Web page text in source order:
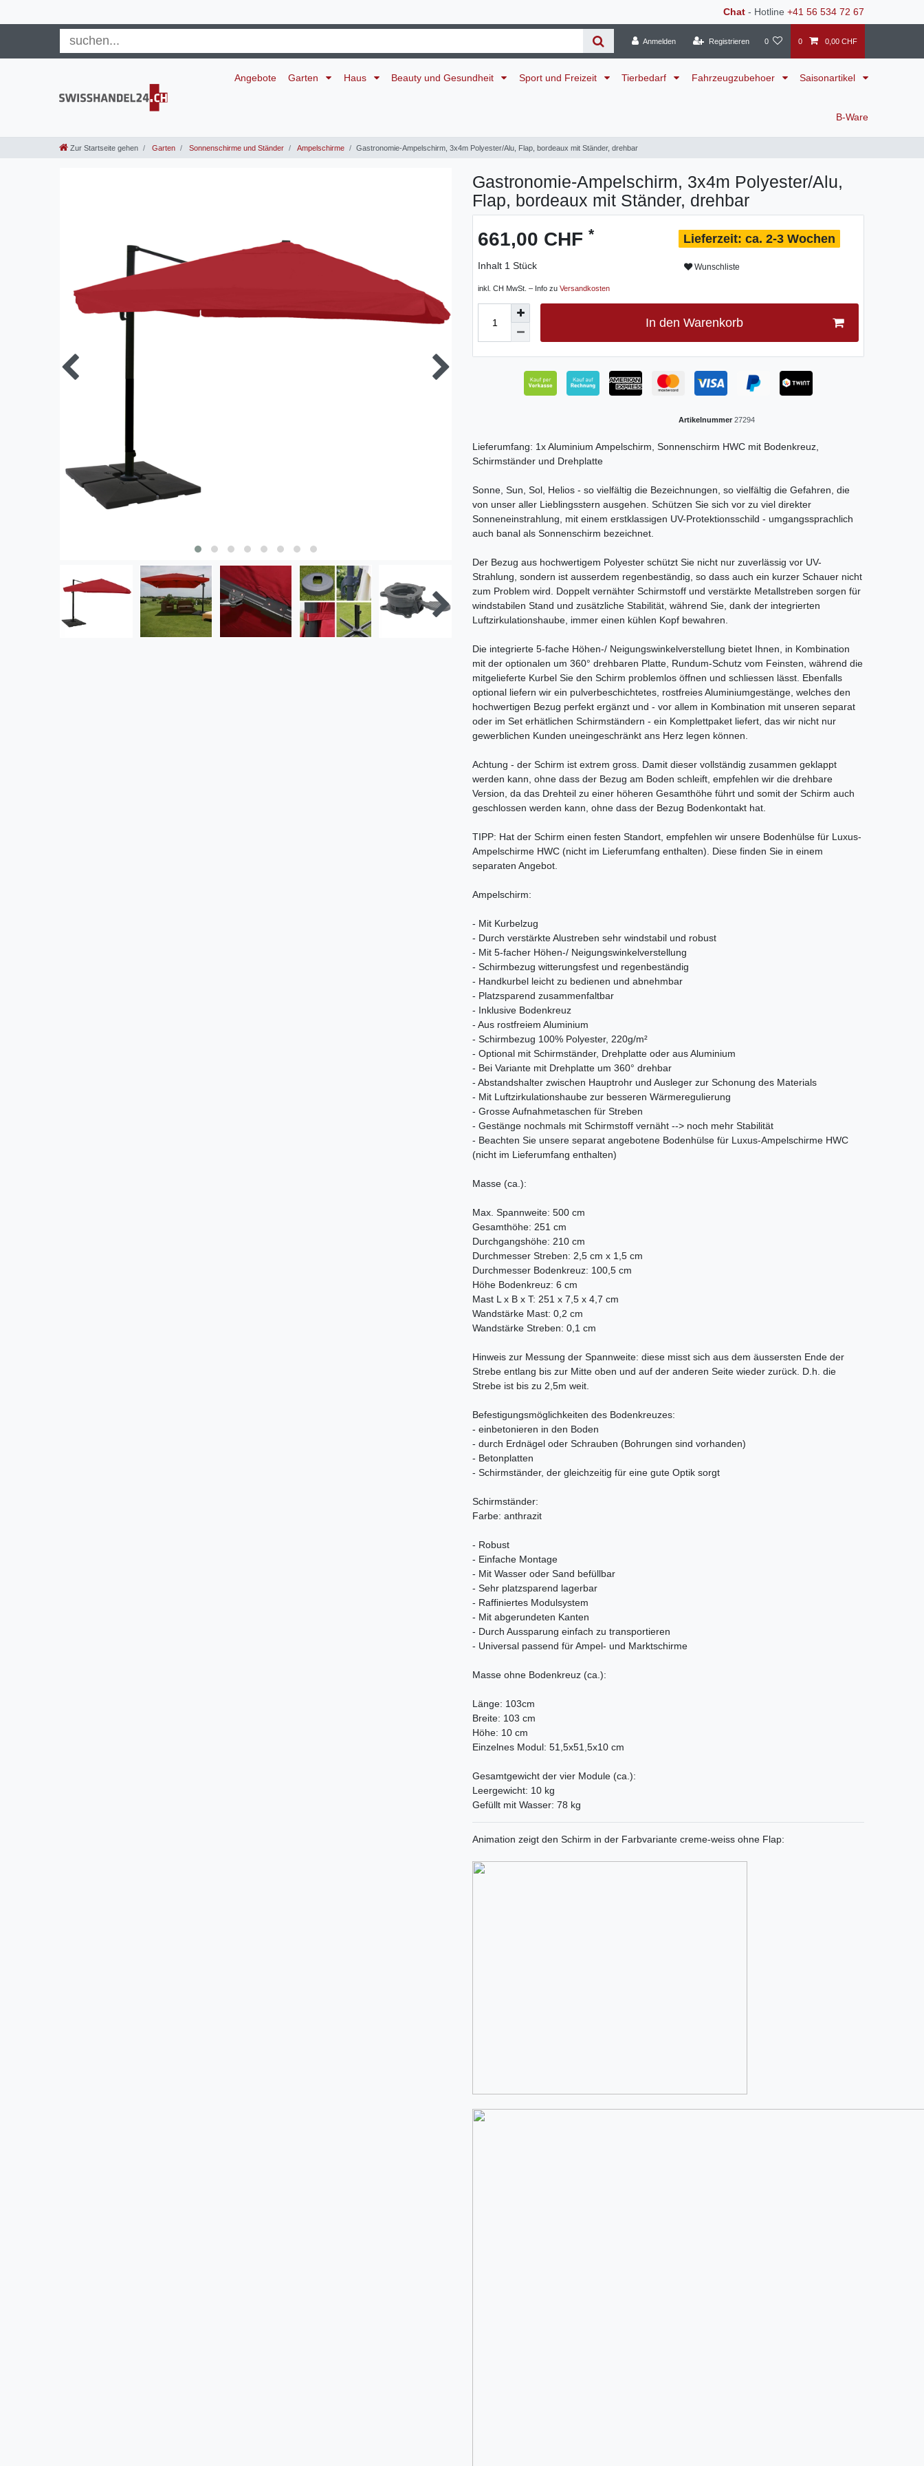
Chat - Hotline +41 56 534 72 67
Anmelden Registrieren 0 0 0,00 CHF
Angebote Garten Haus Beauty und Gesundheit Sport und Freizeit Tierbedarf Fahrzeugzubehoer Saisonartikel
B-Ware
Zur Startseite gehen Garten Sonnenschirme und Ständer Ampelschirme Gastronomie-Ampelschirm, 3x4m Polyester/Alu, Flap, bordeaux mit Ständer, drehbar
Gastronomie-Ampelschirm, 3x4m Polyester/Alu,
Flap, bordeaux mit Ständer, drehbar
661,00 CHF *
Inhalt 1 Stück
inkl. CH MwSt. – Info zu Versandkosten
ca. 2-3 Wochen
Wunschliste
In den Warenkorb
Artikelnummer 27294
Lieferumfang: 1x Aluminium Ampelschirm, Sonnenschirm HWC mit Bodenkreuz,
Schirmständer und Drehplatte
Sonne, Sun, Sol, Helios - so vielfältig die Bezeichnungen, so vielfältig die Gefahren, die
von unser aller Lieblingsstern ausgehen. Schützen Sie sich vor zu viel direkter
Sonneneinstrahlung, mit einem erstklassigen UV-Protektionsschild - umgangssprachlich
auch banal als Sonnenschirm bezeichnet.
Der Bezug aus hochwertigem Polyester schützt Sie nicht nur zuverlässig vor UV-
Strahlung, sondern ist ausserdem regenbeständig, so dass auch ein kurzer Schauer nicht
zum Problem wird. Doppelt vernähter Schirmstoff und verstärkte Metallstreben sorgen für
windstabilen Stand und zusätzliche Stabilität, während Sie, dank der integrierten
Luftzirkulationshaube, immer einen kühlen Kopf bewahren.
Die integrierte 5-fache Höhen-/ Neigungswinkelverstellung bietet Ihnen, in Kombination
mit der optionalen um 360° drehbaren Platte, Rundum-Schutz vom Feinsten, während die
mitgelieferte Kurbel Sie den Schirm problemlos öffnen und schliessen lässt. Ebenfalls
optional liefern wir ein pulverbeschichtetes, rostfreies Aluminiumgestänge, welches den
hochwertigen Bezug perfekt ergänzt und - vor allem in Kombination mit unseren separat
oder im Set erhätlichen Schirmständern - ein Komplettpaket liefert, das wir nicht nur
gewerblichen Kunden uneingeschränkt ans Herz legen können.
Achtung - der Schirm ist extrem gross. Damit dieser vollständig zusammen geklappt
werden kann, ohne dass der Bezug am Boden schleift, empfehlen wir die drehbare
Version, da das Drehteil zu einer höheren Gesamthöhe führt und somit der Schirm auch
geschlossen werden kann, ohne dass der Bezug Bodenkontakt hat.
TIPP: Hat der Schirm einen festen Standort, empfehlen wir unsere Bodenhülse für Luxus-
Ampelschirme HWC (nicht im Lieferumfang enthalten). Diese finden Sie in einem
separaten Angebot.
Ampelschirm:
- Mit Kurbelzug
- Durch verstärkte Alustreben sehr windstabil und robust
- Mit 5-facher Höhen-/ Neigungswinkelverstellung
- Schirmbezug witterungsfest und regenbeständig
- Handkurbel leicht zu bedienen und abnehmbar
- Platzsparend zusammenfaltbar
- Inklusive Bodenkreuz
- Aus rostfreiem Aluminium
- Schirmbezug 100% Polyester, 220g/m²
- Optional mit Schirmständer, Drehplatte oder aus Aluminium
- Bei Variante mit Drehplatte um 360° drehbar
- Abstandshalter zwischen Hauptrohr und Ausleger zur Schonung des Materials
- Mit Luftzirkulationshaube zur besseren Wärmeregulierung
- Grosse Aufnahmetaschen für Streben
- Gestänge nochmals mit Schirmstoff vernäht --> noch mehr Stabilität
- Beachten Sie unsere separat angebotene Bodenhülse für Luxus-Ampelschirme HWC
(nicht im Lieferumfang enthalten)
Masse (ca.):
Max. Spannweite: 500 cm
Gesamthöhe: 251 cm
Durchgangshöhe: 210 cm
Durchmesser Streben: 2,5 cm x 1,5 cm
Durchmesser Bodenkreuz: 100,5 cm
Höhe Bodenkreuz: 6 cm
Mast L x B x T: 251 x 7,5 x 4,7 cm
Wandstärke Mast: 0,2 cm
Wandstärke Streben: 0,1 cm
Hinweis zur Messung der Spannweite: diese misst sich aus dem äussersten Ende der
Strebe entlang bis zur Mitte oben und auf der anderen Seite wieder zurück. D.h. die
Strebe ist bis zu 2,5m weit.
Befestigungsmöglichkeiten des Bodenkreuzes:
- einbetonieren in den Boden
- durch Erdnägel oder Schrauben (Bohrungen sind vorhanden)
- Betonplatten
- Schirmständer, der gleichzeitig für eine gute Optik sorgt
Schirmständer:
Farbe: anthrazit
- Robust
- Einfache Montage
- Mit Wasser oder Sand befüllbar
- Sehr platzsparend lagerbar
- Raffiniertes Modulsystem
- Mit abgerundeten Kanten
- Durch Aussparung einfach zu transportieren
- Universal passend für Ampel- und Marktschirme
Masse ohne Bodenkreuz (ca.):
Länge: 103cm
Breite: 103 cm
Höhe: 10 cm
Einzelnes Modul: 51,5x51,5x10 cm
Gesamtgewicht der vier Module (ca.):
Leergewicht: 10 kg
Gefüllt mit Wasser: 78 kg
Animation zeigt den Schirm in der Farbvariante creme-weiss ohne Flap: